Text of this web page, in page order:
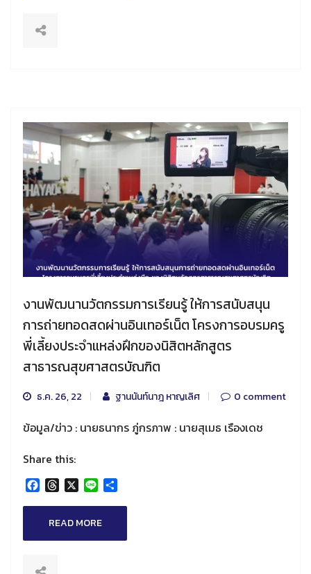
งานพัฒนานวัตกรรมการเรียนรู้ ให้การสนับสนุน
การถ่ายทอดสดผ่านอินเทอร์เน็ต โครงการอบรมครู
พี่เลี้ยงประจำแหล่งฝึกของนิสิตหลักสูตร
สาธารณสุขศาสตรบัณฑิต
ธ.ค. 26, 22 ฐานนันท์นาฎ หาญเลิศ 0 comment
ข้อมูล/ข่าว : นายธนากร ภู่กรภาพ : นายสุเมธ เรืองเดช
Share this:
Facebook
Threads
X Line
READ MORE